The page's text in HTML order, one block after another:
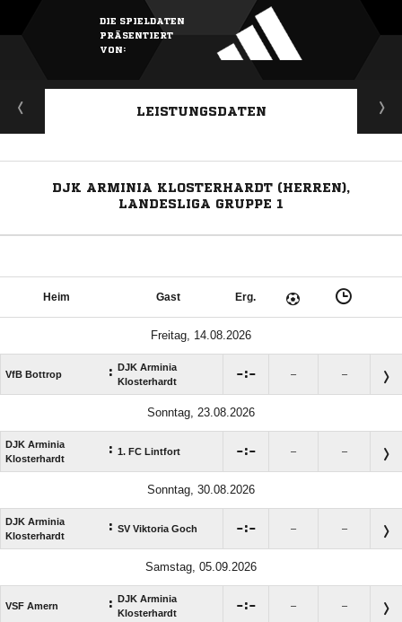
DIE SPIELDATEN
PRÄSENTIERT
VON:
LEISTUNGSDATEN
DJK ARMINIA KLOSTERHARDT (HERREN),
LANDESLIGA GRUPPE 1
Heim Gast Erg.
Freitag, 14.08.2026
VfB Bottrop : DJK Arminia
Klosterhardt
: – –
Sonntag, 23.08.2026
DJK Arminia
Klosterhardt
: 1. FC Lintfort : – –
Sonntag, 30.08.2026
DJK Arminia
Klosterhardt
: SV Viktoria Goch : – –
Samstag, 05.09.2026
VSF Amern : DJK Arminia
Klosterhardt
: – –